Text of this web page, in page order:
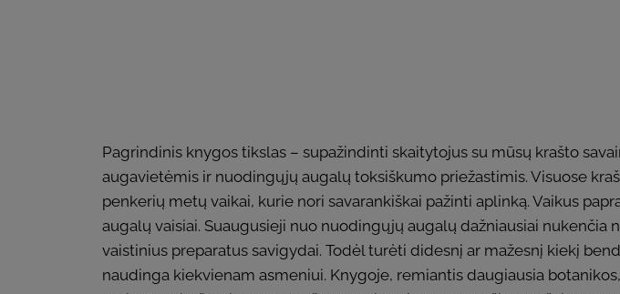
Pagrindinis knygos tikslas – supažindinti skaitytojus su mūsų krašto
augavietėmis ir nuodingųjų augalų toksiškumo priežastimis. Visuose
penkerių metų vaikai, kurie nori savarankiškai pažinti aplinką. Vaikus
augalų vaisiai. Suaugusieji nuo nuodingųjų augalų dažniausiai
vaistinius preparatus savigydai. Todėl turėti didesnį ar mažesnį kiekį
naudinga kiekvienam asmeniui. Knygoje, remiantis daugiausia